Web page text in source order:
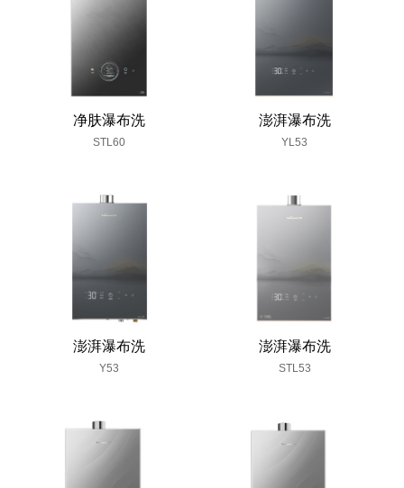
净肤瀑布洗
STL60
澎湃瀑布洗
YL53
澎湃瀑布洗
Y53
澎湃瀑布洗
STL53